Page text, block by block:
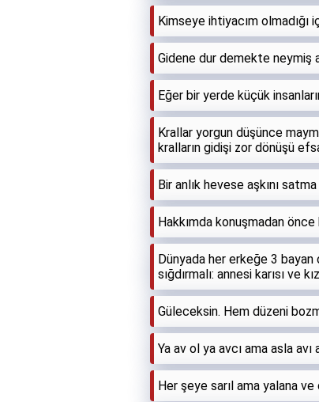
Kimseye ihtiyacım
Gidene dur demekte neymiş
Eğer bir yerde küçük
Krallar yorgun düşünce
kralların gidişi zor dönüşü
Bir anlık hevese aşkını
Hakkımda konuşmadan önce
Dünyada her erkeğe 3
sığdırmalı: annesi karısı ve
Güleceksin. Hem düzeni
Ya av ol ya avcı ama asla
Her şeye sarıl ama yalana ve